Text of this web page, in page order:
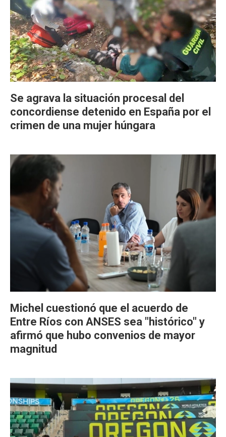
Se agrava la situación procesal del
concordiense detenido en España por el
crimen de una mujer húngara
Michel cuestionó que el acuerdo de
Entre Ríos con ANSES sea "histórico" y
afirmó que hubo convenios de mayor
magnitud